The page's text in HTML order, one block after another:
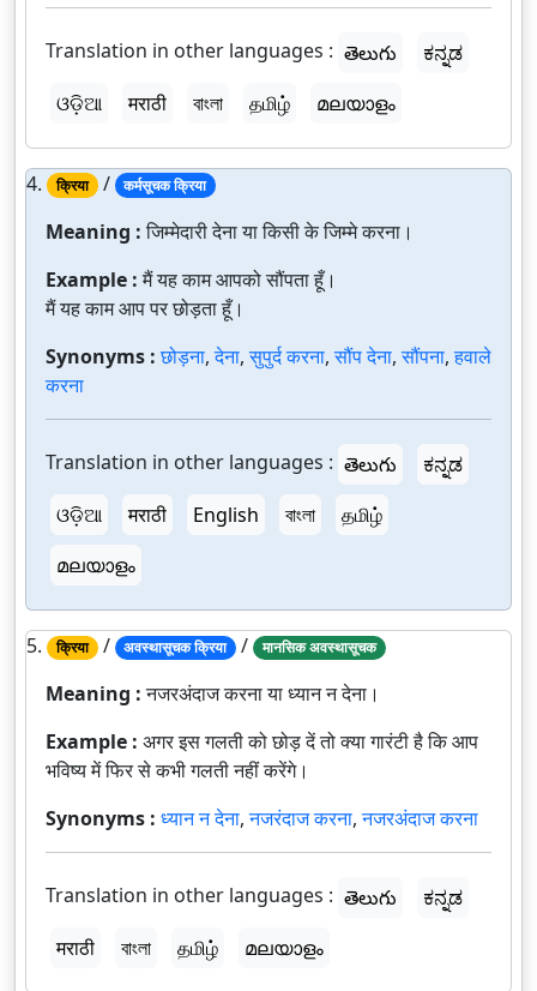
Translation in other languages : తెలుగు
ಕನ್ನಡ
ଓଡ଼ିଆ
मराठी বাংলা தமிழ் മലയാളം
4. क्रिया / कर्मसूचक क्रिया
Meaning :जिम्मेदारी देना या किसी के जिम्मे करना।
Example :मैं यह काम आपको सौंपता हूँ।
मैं यह काम आप पर छोड़ता हूँ।
Synonyms :छोड़ना,देना,सुपुर्द करना,सौंप देना,सौंपना,हवाले
करना
Translation in other languages : తెలుగు
ಕನ್ನಡ
ଓଡ଼ିଆ
मराठी English বাংলা
தமிழ்
മലയാളം
5. क्रिया / अवस्थासूचक क्रिया / मानसिक अवस्थासूचक
Meaning :नजरअंदाज करना या ध्यान न देना।
Example : अगर इस गलती को छोड़ दें तो क्या गारंटी है कि आप
भविष्य में फिर से कभी गलती नहीं करेंगे।
Synonyms : ध्यान न देना,नजरंदाज करना,नजरअंदाज करना
Translation in other languages : తెలుగు
ಕನ್ನಡ
मराठी
বাংলা தமிழ் മലയാളം